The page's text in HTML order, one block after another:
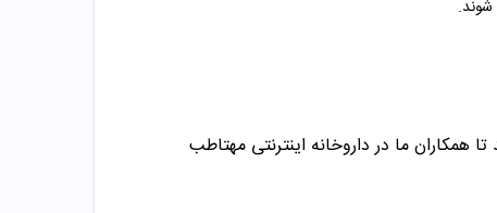
همکاران ما در داروخانه اینترنتی مهتاطب